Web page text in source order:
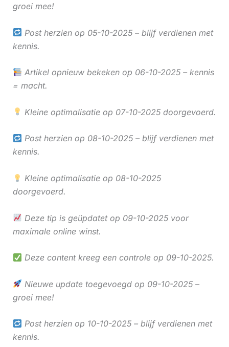
groei mee!
Post herzien op 05-10-2025 – blijf verdienen met
kennis.
Artikel opnieuw bekeken op 06-10-2025 – kennis
= macht.
Kleine optimalisatie op 07-10-2025 doorgevoerd.
Post herzien op 08-10-2025 – blijf verdienen met
kennis.
Kleine optimalisatie op 08-10-2025
doorgevoerd.
Deze tip is geüpdatet op 09-10-2025 voor
maximale online winst.
Deze content kreeg een controle op 09-10-2025.
Nieuwe update toegevoegd op 09-10-2025 –
groei mee!
Post herzien op 10-10-2025 – blijf verdienen met
kennis.